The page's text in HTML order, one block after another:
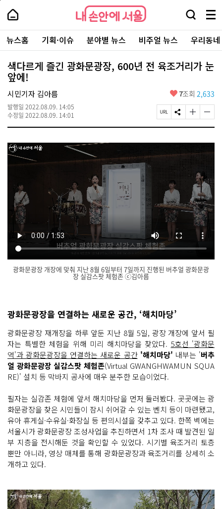
본
로
가
내
손
안
에
서
울
-
서
울
시
대
표
소
통
포
내
손
에
울
검
창
열
기
메
뉴
전
체
보
주
요
서
뉴스홈 기획·이슈 분야별 뉴스 비주얼 뉴스 우리동
색다르게 즐긴 광화문광장, 600년 전 육조거리가 눈
앞에!
시민기자 김아름
발행일 2022.08.09. 14:05
수정일 2022.08.09. 14:01
좋
요
7조회 2,633
페
이
U
L
S
N
공
하
기
글
자
기
게
경
하
기
글
자
기
작
게
경
하
기
광화문광장 개장에 맞춰 지난 8월 6일부터 7일까지 진행된 버추얼 광화문광
장 실감스팟 체험존 ⓒ김아름
광화문광장을 연결하는 새로운 공간, ‘해치마당’
광화문광장 재개장을 하루 앞둔 지난 8월 5일, 광장 개장에 앞서 필
자는 특별한 체험을 위해 미리 해치마당을 찾았다. 5호선 '광화문
역'과 광화문광장을 연결하는 새로운 공간 '해치마당' 내부는 '버추
얼 광화문광장 실감스팟 체험존(Virtual GWANGHWAMUN SQUA
RE)' 설치 등 막바지 공사에 매우 분주한 모습이었다.
필자는 실감존 체험에 앞서 해치마당을 먼저 둘러봤다. 곳곳에는 광
화문광장을 찾은 시민들이 잠시 쉬어갈 수 있는 벤치 등이 마련됐고,
유아 휴게실·수유실·화장실 등 편의시설을 갖추고 있다. 한쪽 벽에는
서울시가 광화문광장 조성사업을 추진하면서 1차 조사 때 발견된 일
부 지층을 전시해둔 것을 확인할 수 있었다. 시기별 육조거리 토층
뿐만 아니라, 영상 매체를 통해 광화문광장과 육조거리를 상세히 소
개하고 있다.
페
상
단
로